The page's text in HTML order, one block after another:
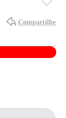
Compartilhe